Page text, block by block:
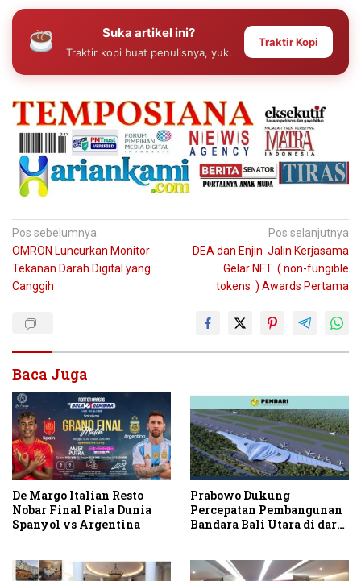
Suka artikel ini?
Traktir kopi buat penulisnya, yuk.
Traktir Kopi
Navigasi
pos
Pos sebelumnya
OMRON Luncurkan Monitor
Tekanan Darah Digital yang
Canggih
Pos selanjutnya
DEA dan Enjin Jalin Kerjasama
Gelar NFT ( non-fungible
tokens ) Awards Pertama
Baca Juga
De Margo Italian Resto
Nobar Final Piala Dunia
Spanyol vs Argentina
Prabowo Dukung
Percepatan Pembangunan
Bandara Bali Utara di darat